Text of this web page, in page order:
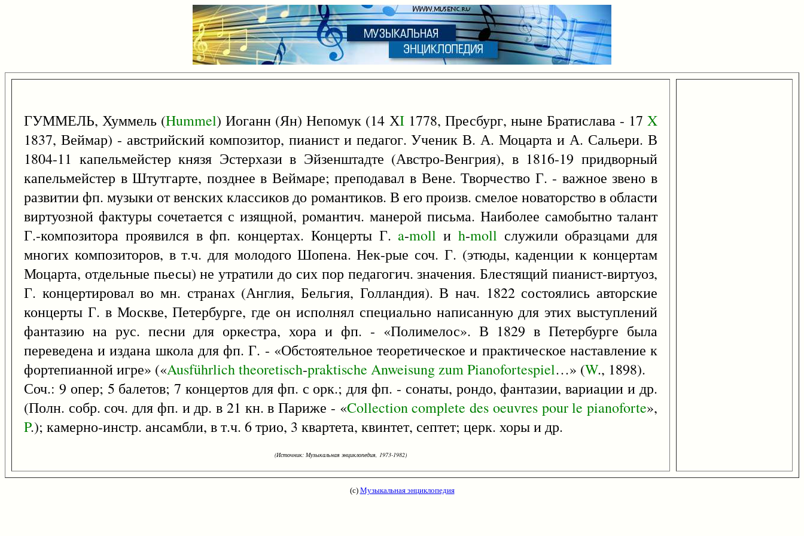
ГУММЕЛЬ, Хуммель (Hummel) Иоганн (Ян) Непомук (14 ХI1778, Пресбург, ныне Братислава - 17X
1837, Веймар) - австрийский композитор, пианист и педагог. Ученик В. А. Моцарта и А. Сальери. В
1804-11 капельмейстер князя Эстерхази в Эйзенштадте (Австро-Венгрия), в 1816-19 придворный
капельмейстер в Штутгарте, позднее в Веймаре; преподавал в Вене. Творчество Г. - важное звено в
развитии фп. музыки от венских классиков до романтиков. В его произв. смелое новаторство в области
виртуозной фактуры сочетается с изящной, романтич. манерой письма. Наиболее самобытно талант
Г.-композитора проявился в фп. концертах. Концерты Г. a-moll и h-moll служили образцами для
многих композиторов, в т.ч. для молодого Шопена. Нек-рые соч. Г. (этюды, каденции к концертам
Моцарта, отдельные пьесы) не утратили до сих пор педагогич. значения. Блестящий пианист-виртуоз,
Г. концертировал во мн. странах (Англия, Бельгия, Голландия). В нач. 1822 состоялись авторские
концерты Г. в Москве, Петербурге, где он исполнял специально написанную для этих выступлений
фантазию на рус. песни для оркестра, хора и фп. - «Полимелос». В 1829 в Петербурге была
переведена и издана школа для фп. Г. - «Обстоятельное теоретическое и практическое наставление к
фортепианной игре» («Ausführlichtheoretisch-praktische AnweisungzumPianofortespiel…» (W., 1898).
Соч.: 9 опер; 5 балетов; 7 концертов для фп. с орк.; для фп. - сонаты, рондо, фантазии, вариации и др.
(Полн. собр. соч. для фп. и др. в 21 кн. в Париже - «Collection complete des oeuvres pour le pianoforte»,
P.); камерно-инстр. ансамбли, в т.ч. 6 трио, 3 квартета, квинтет, септет; церк. хоры и др.
(Источник: Музыкальная энциклопедия, 1973-1982)
(с) Музыкальная энциклопедия